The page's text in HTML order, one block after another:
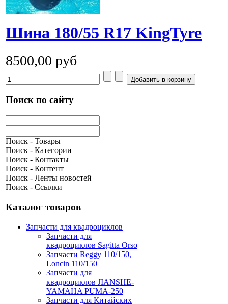
Шина 180/55 R17 KingTyre
8500,00 руб
Поиск по сайту
Поиск - Товары
Поиск - Категории
Поиск - Контакты
Поиск - Контент
Поиск - Ленты новостей
Поиск - Ссылки
Каталог товаров
Запчасти для квадроциклов
Запчасти для
квадроциклов Sagitta Orso
Запчасти Reggy 110/150,
Loncin 110/150
Запчасти для
квадроциклов JIANSHE-
YAMAHA PUMA-250
Запчасти для Китайских